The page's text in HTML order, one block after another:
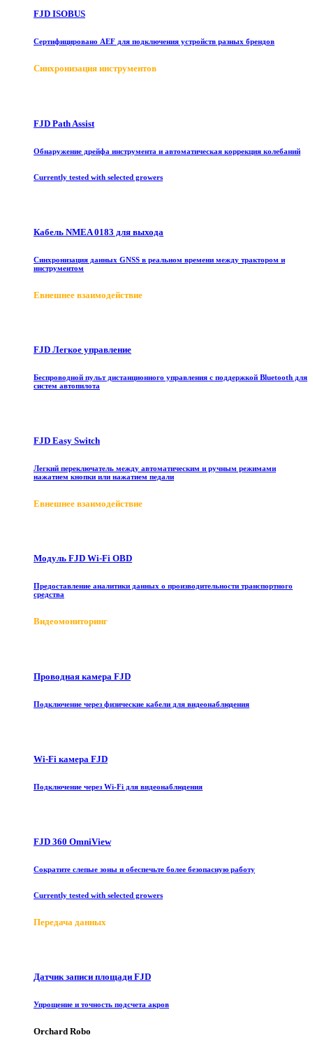
FJD ISOBUS
Сертифицировано AEF для подключения устройств разных брендов
Синхронизация инструментов
FJD Path Assist
Обнаружение дрейфа инструмента и автоматическая коррекция колебаний
Currently tested with selected growers
Кабель NMEA 0183 для выхода
Синхронизация данных GNSS в реальном времени между трактором и
инструментом
Eвнешнее взаимодействие
FJD Легкое управление
Беспроводной пульт дистанционного управления с поддержкой Bluetooth для
систем автопилота
FJD Easy Switch
Легкий переключатель между автоматическим и ручным режимами
нажатием кнопки или нажатием педали
Eвнешнее взаимодействие
Модуль FJD Wi-Fi OBD
Предоставление аналитики данных о производительности транспортного
средства
Видеомониторинг
Проводная камера FJD
Подключение через физические кабели для видеонаблюдения
Wi-Fi камера FJD
Подключение через Wi-Fi для видеонаблюдения
FJD 360 OmniView
Сократите слепые зоны и обеспечьте более безопасную работу
Currently tested with selected growers
Передача данных
Датчик записи площади FJD
Упрощение и точность подсчета акров
Orchard Robo